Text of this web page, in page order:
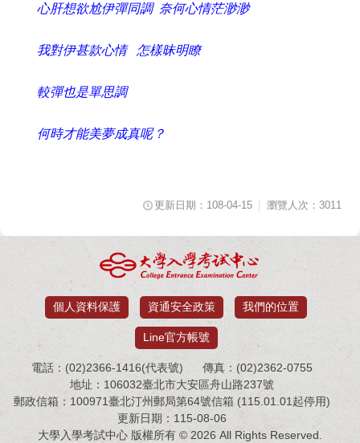
心肝想欲尬伊彈同調 奈何心情茫渺渺
我對伊甚款心情 怎樣昧明瞭
較彈也是單思調
何時才能美夢成真呢？
更新日期：108-04-15 瀏覽人次：3011
個人資料保護 資通安全政策 我們的位置
Line官方帳號
電話：(02)2366-1416(代表號)
傳真：(02)2362-0755
地址：106032臺北市大安區舟山路237號
郵政信箱：100971臺北汀州郵局第64號信箱 (115.01.01起停用)
更新日期：115-08-06
大學入學考試中心 版權所有 © 2026 All Rights Reserved.